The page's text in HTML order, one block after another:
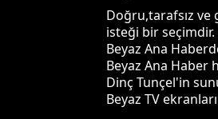
Doğru,tarafsız ve
isteği bir
Beyaz Ana
Beyaz Ana Haber
Dinç Tunçel'in
Beyaz TV